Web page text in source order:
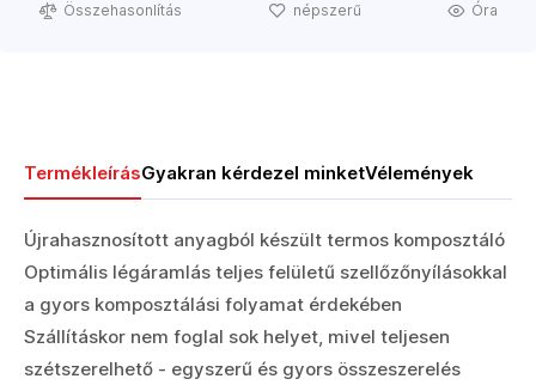
Összehasonlítás népszerű Óra
TermékleírásGyakran kérdezel minketVélemények
Újrahasznosított anyagból készült termos komposztáló
Optimális légáramlás teljes felületű szellőzőnyílásokkal
a gyors komposztálási folyamat érdekében
Szállításkor nem foglal sok helyet, mivel teljesen
szétszerelhető - egyszerű és gyors összeszerelés